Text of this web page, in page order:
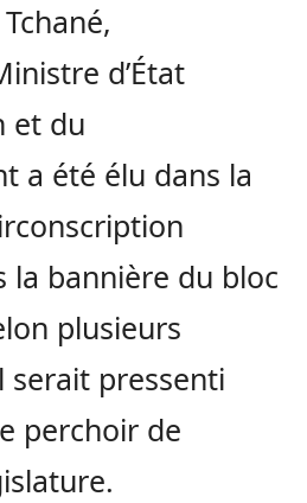
d’État
et du
a été élu dans la
la bannière du bloc
plusieurs
serait pressenti
perchoir de